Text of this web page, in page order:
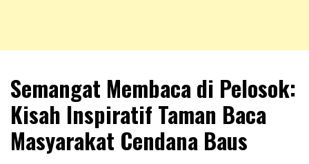
NKRIPOST
Semangat Membaca di Pelosok:
Kisah Inspiratif Taman Baca
Masyarakat Cendana Baus